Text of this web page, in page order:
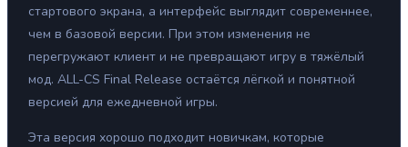
стартового экрана, а интерфейс выглядит современнее,
чем в базовой версии. При этом изменения не
перегружают клиент и не превращают игру в тяжёлый
мод. ALL-CS Final Release остаётся лёгкой и понятной
версией для ежедневной игры.
Эта версия хорошо подходит новичкам, которые